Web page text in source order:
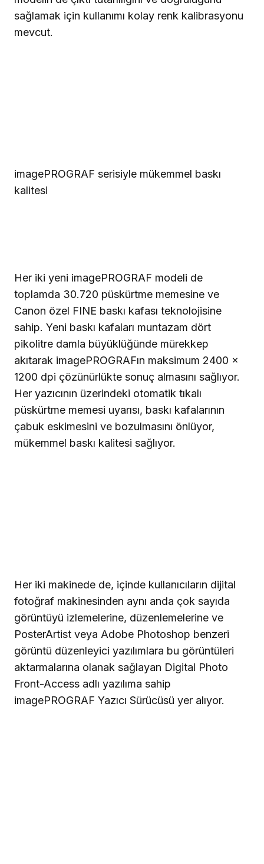
sağlamak için kullanımı kolay renk kalibrasyonu
mevcut.
imagePROGRAF serisiyle mükemmel baskı
kalitesi
Her iki yeni imagePROGRAF modeli de
toplamda 30.720 püskürtme memesine ve
Canon özel FINE baskı kafası teknolojisine
sahip. Yeni baskı kafaları muntazam dört
pikolitre damla büyüklüğünde mürekkep
akıtarak imagePROGRAFın maksimum 2400 x
1200 dpi çözünürlükte sonuç almasını sağlıyor.
Her yazıcının üzerindeki otomatik tıkalı
püskürtme memesi uyarısı, baskı kafalarının
çabuk eskimesini ve bozulmasını önlüyor,
mükemmel baskı kalitesi sağlıyor.
Her iki makinede de, içinde kullanıcıların dijital
fotoğraf makinesinden aynı anda çok sayıda
görüntüyü izlemelerine, düzenlemelerine ve
PosterArtist veya Adobe Photoshop benzeri
görüntü düzenleyici yazılımlara bu görüntüleri
aktarmalarına olanak sağlayan Digital Photo
Front-Access adlı yazılıma sahip
imagePROGRAF Yazıcı Sürücüsü yer alıyor.